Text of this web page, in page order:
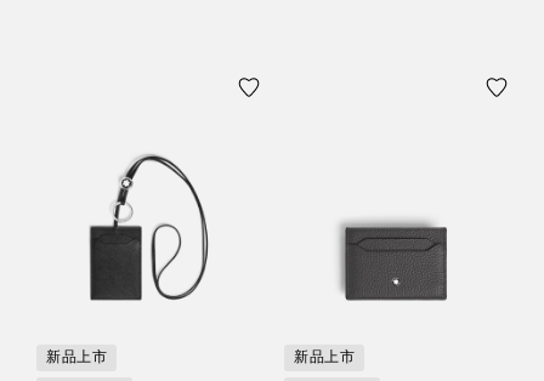
新品上市 新品上市